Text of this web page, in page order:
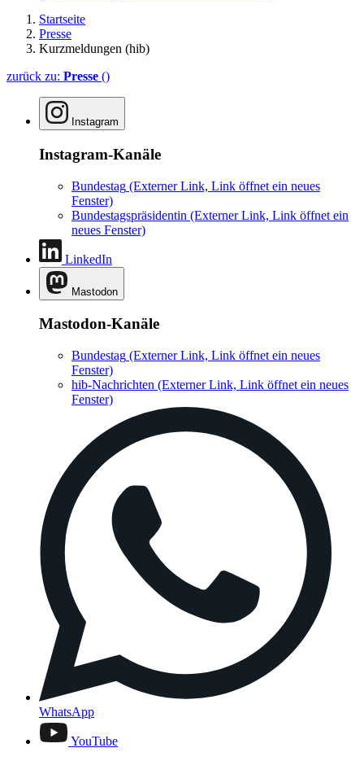
Startseite
Presse
Kurzmeldungen (hib)
zurück zu: Presse ()
Instagram
Instagram-Kanäle
Bundestag (Externer Link, Link öffnet ein neues
Fenster)
Bundestagspräsidentin (Externer Link, Link öffnet ein
neues Fenster)
LinkedIn
Mastodon
Mastodon-Kanäle
Bundestag (Externer Link, Link öffnet ein neues
Fenster)
hib-Nachrichten (Externer Link, Link öffnet ein neues
Fenster)
WhatsApp
YouTube